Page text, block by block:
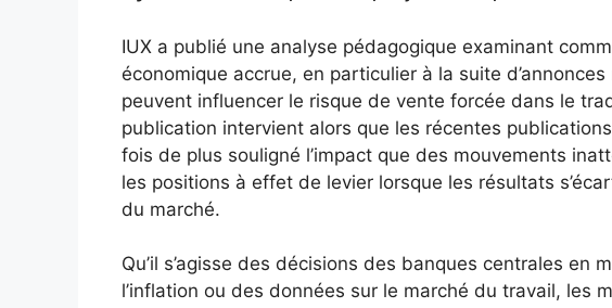
IUX a publié une analyse pédagogique examinant
économique accrue, en particulier à la suite
peuvent influencer le risque de vente forcée dans le
publication intervient alors que les récentes
fois de plus souligné l’impact que des mouvements
les positions à effet de levier lorsque les résultats
du marché.
Qu’il s’agisse des décisions des banques centrales en
l’inflation ou des données sur le marché du travail, les